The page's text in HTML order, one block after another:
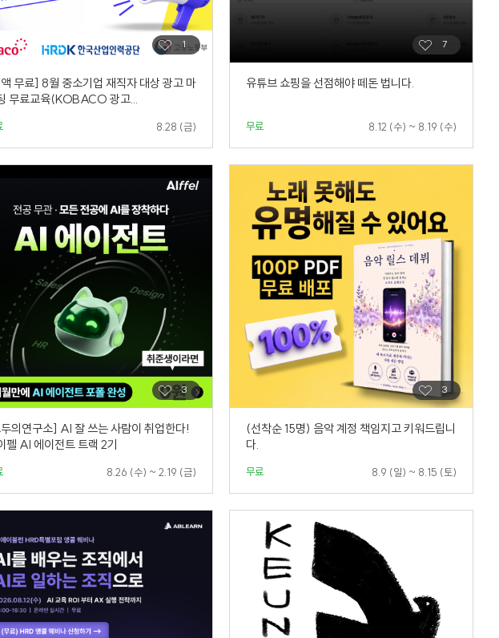
무료] 8월 중소기업 재직자 대상 광고 마
무료교육(KOBACO 광고...
8.28 (금)
유튜브 쇼핑을 선점해야 떼돈 법니다.
무료 8.12 (수) ~ 8.19 (수)
의연구소] AI 잘 쓰는 사람이 취업한다!
펠 AI 에이전트 트랙 2기
8.26 (수) ~ 2.19 (금)
(선착순 15명) 음악 계정 책임지고 키워드립니
다.
무료 8.9 (일) ~ 8.15 (토)